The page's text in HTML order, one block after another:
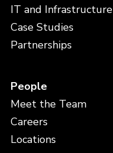
IT and Infrastructure
Case Studies
Partnerships
People
Meet the Team
Careers
Locations